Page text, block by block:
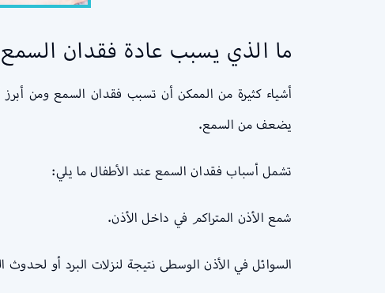
ما الذي يسبب عادة فقدان
أشياء كثيرة من الممكن أن تسبب فقدان السمع ومن
يضعف من السمع.
تشمل أسباب فقدان السمع عند الأطفال ما يلي:
شمع الأذن المتراكم في داخل الأذن.
السوائل في الأذن الوسطى نتيجة لنزلات البرد أو لحدوث